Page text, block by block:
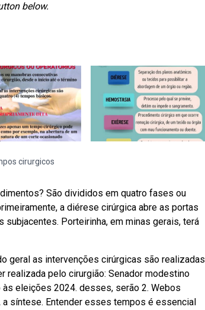
below.
cirurgicos
São divididos em quatro fases ou
a diérese cirúrgica abre as portas
Porteirinha, em minas gerais, terá
geral as intervenções cirúrgicas são realizadas
realizada pelo cirurgião: Senador modestino
eleições 2024. desses, serão 2. Webos
síntese. Entender esses tempos é essencial